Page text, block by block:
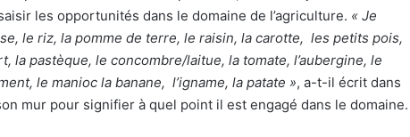
les opportunités dans le domaine de l’agriculture. « Je
le riz, la pomme de terre, le raisin, la carotte, les petits pois,
la pastèque, le concombre/laitue, la tomate, l’aubergine, le
le manioc la banane, l’igname, la patate », a-t-il écrit dans
mur pour signifier à quel point il est engagé dans le domaine.